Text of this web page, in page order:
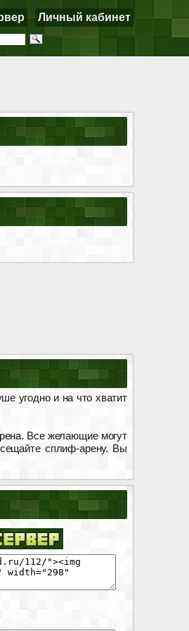
Личный кабинет
угодно и на что хватит
Все желающие могут
сплиф-арену. Вы